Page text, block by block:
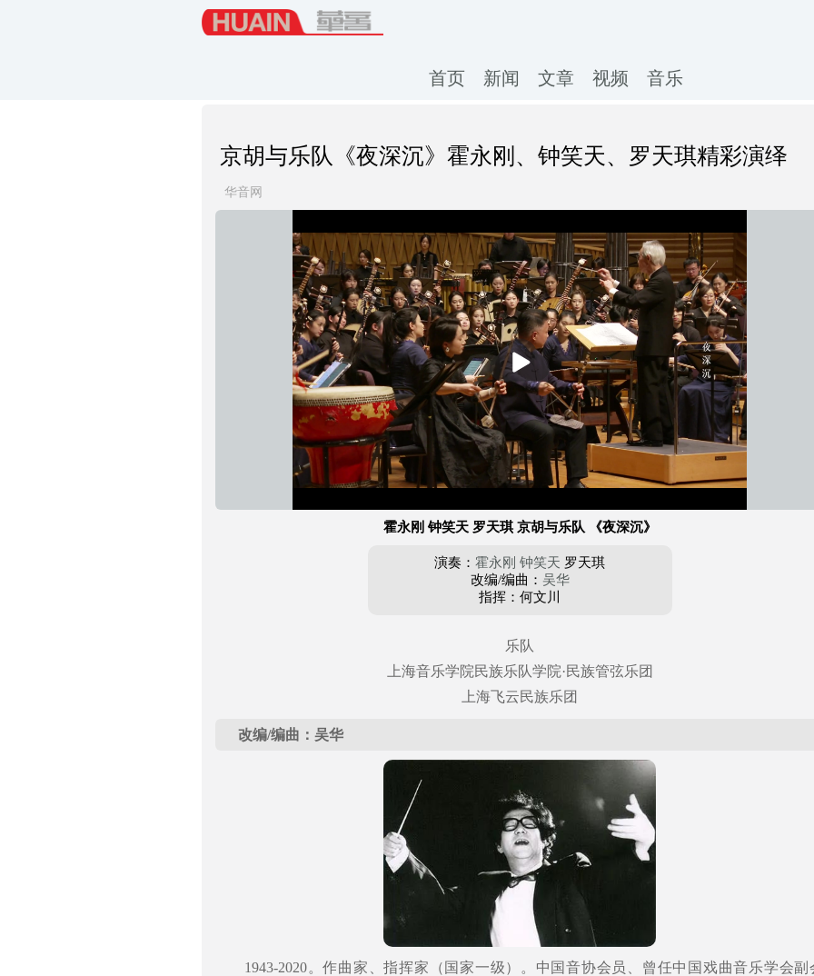
首页 新闻 文章 视频 音乐
京胡与乐队《夜深沉》霍永刚、钟笑天、罗天琪精彩演绎
华音网
播
放
霍永刚 钟笑天 罗天琪 京胡与乐队 《夜深沉》
演奏： 霍永刚 钟笑天 罗天琪
改编/编曲： 吴华
指挥：何文川
乐队
上海音乐学院民族乐队学院·民族管弦乐团
上海飞云民族乐团
改编/编曲：吴华
1943-2020。作曲家、指挥家（国家一级）。中国音协会员、曾任中国戏曲音乐学会副